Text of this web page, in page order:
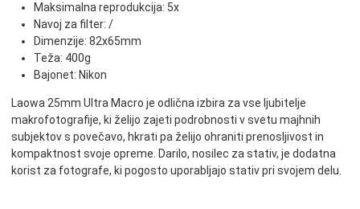
Maksimalna reprodukcija: 5x
Navoj za filter: /
Dimenzije: 82x65mm
Teža: 400g
Bajonet: Nikon
Laowa 25mm Ultra Macro je odlična izbira za vse ljubitelje
makrofotografije, ki želijo zajeti podrobnosti v svetu majhnih
subjektov s povečavo, hkrati pa želijo ohraniti prenosljivost in
kompaktnost svoje opreme. Darilo, nosilec za stativ, je dodatna
korist za fotografe, ki pogosto uporabljajo stativ pri svojem delu.